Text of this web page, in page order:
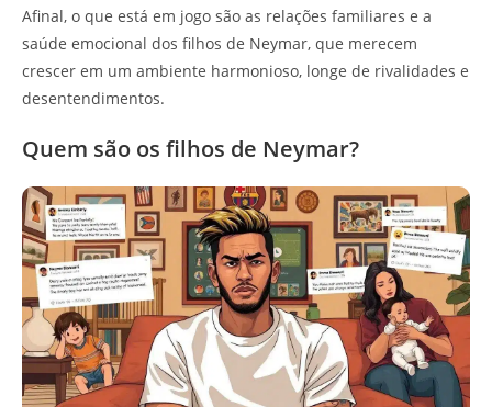
Afinal, o que está em jogo são as relações familiares e a
saúde emocional dos filhos de Neymar, que merecem
crescer em um ambiente harmonioso, longe de rivalidades e
desentendimentos.
Quem são os filhos de Neymar?